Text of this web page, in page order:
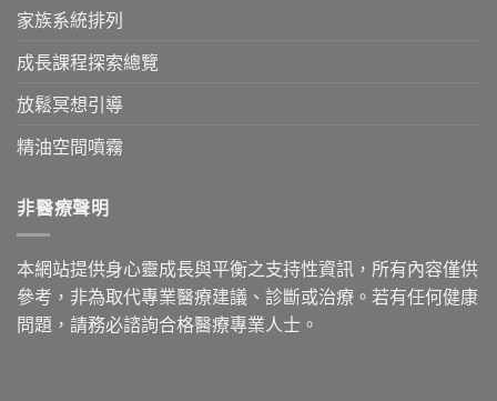
契
約〉
家族系統排列
成長課程探索總覽
放鬆冥想引導
精油空間噴霧
非醫療聲明
本網站提供身心靈成長與平衡之支持性資訊，所有內容僅供
參考，非為取代專業醫療建議、診斷或治療。若有任何健康
問題，請務必諮詢合格醫療專業人士。